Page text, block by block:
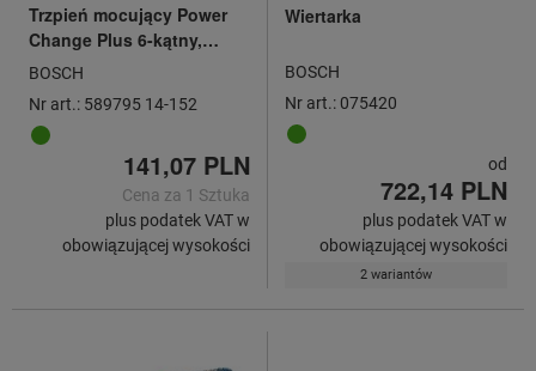
Trzpień mocujący Power
Change Plus 6-kątny,
pasują do otwornic o ⌀:
BOSCH
Nr art.: 589795 14-152
141,07 PLN
Cena za 1 Sztuka
plus podatek VAT w
obowiązującej wysokości
Wiertarka
BOSCH
Nr art.: 075420
od
722,14 PLN
plus podatek VAT w
obowiązującej wysokości
2 wariantów